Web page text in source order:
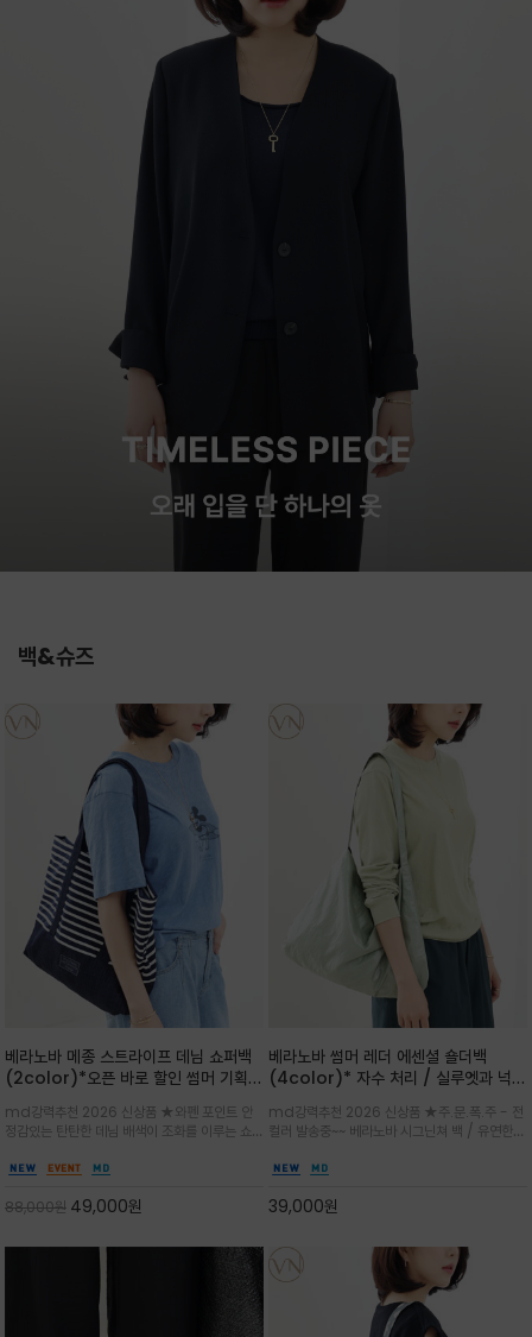
백&슈즈
베라노바 메종 스트라이프 데님 쇼퍼백
(2color)*오픈 바로 할인 썸머 기획
말 모임룩, 여행룩까지 ~
md강력추천 2026 신상품 ★와펜 포인트 안
정감있는 탄탄한 데님 배색이 조화를 이루는 쇼
클래식한 네이비·아이보리 스트라이프와 산뜻한
88,000원 49,000원
베라노바 썸머 레더 에센셜 숄더백
(4color)* 자수 처리 / 실루엣과 넉넉
셜 숄더백
md강력추천 2026 신상품 ★주.문.폭.주 - 전
컬러 발송중~~ 베라노바 시그닌쳐 백 / 유연한
설계로 어깨의 피로도를 낮춰 편안한 착용/가볍
리 숄더백
39,000원